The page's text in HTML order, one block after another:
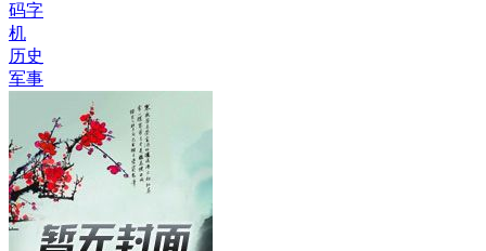
码字
机
历史
军事